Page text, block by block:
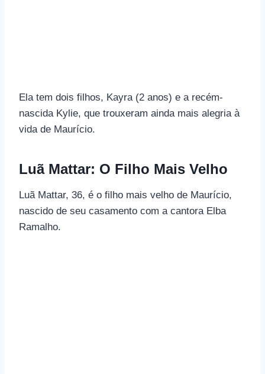
Ela tem dois filhos, Kayra (2 anos) e a recém-
nascida Kylie, que trouxeram ainda mais alegria à
vida de Maurício.
Luã Mattar: O Filho Mais Velho
Luã Mattar, 36, é o filho mais velho de Maurício,
nascido de seu casamento com a cantora Elba
Ramalho.